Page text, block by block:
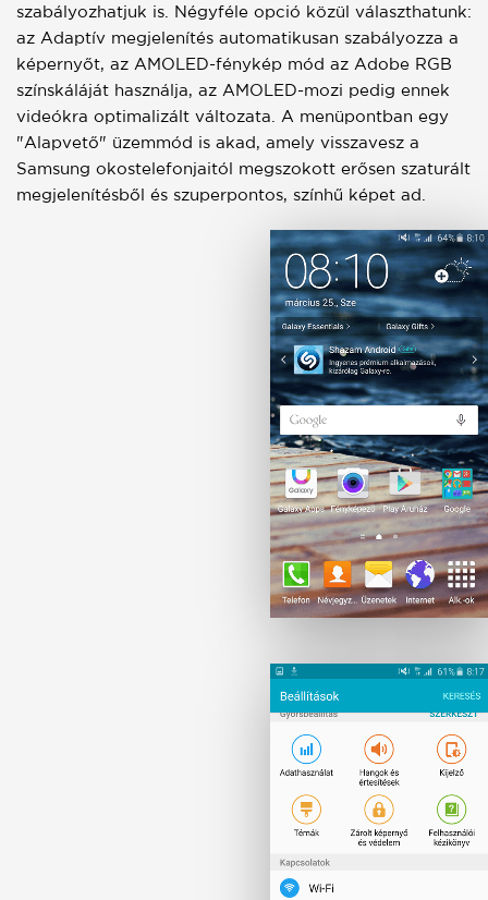
szabályozhatjuk is. Négyféle opció közül választhatunk:
az Adaptív megjelenítés automatikusan szabályozza a
képernyőt, az AMOLED-fénykép mód az Adobe RGB
színskáláját használja, az AMOLED-mozi pedig ennek
videókra optimalizált változata. A menüpontban egy
"Alapvető" üzemmód is akad, amely visszavesz a
Samsung okostelefonjaitól megszokott erősen szaturált
megjelenítésből és szuperpontos, színhű képet ad.